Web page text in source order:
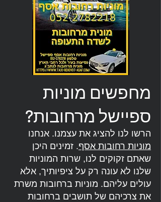
מחפשים מוניות
ספיישל מרחובות?
הרשו לנו להציג את עצמנו. אנחנו
מוניות רחובות אסף. זמינים היכן
שאתם זקוקים לנו, שרות המוניות
שלנו לא עונה רק על ציפיותיך, אלא
עולים עליהם. מוניות ברחובות משרת
את צרכיהם של תושבים ברחובות